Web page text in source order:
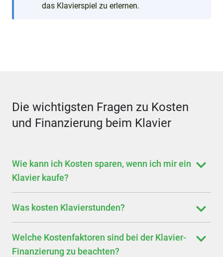
das Klavierspiel zu erlernen.
Die wichtigsten Fragen zu Kosten
und Finanzierung beim Klavier
Wie kann ich Kosten sparen, wenn ich mir ein
Klavier kaufe?
Was kosten Klavierstunden?
Welche Kostenfaktoren sind bei der Klavier-
Finanzierung zu beachten?